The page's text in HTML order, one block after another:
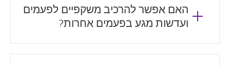
האם אפשר להרכיב משקפיים לפעמים
ועדשות מגע בפעמים אחרות?